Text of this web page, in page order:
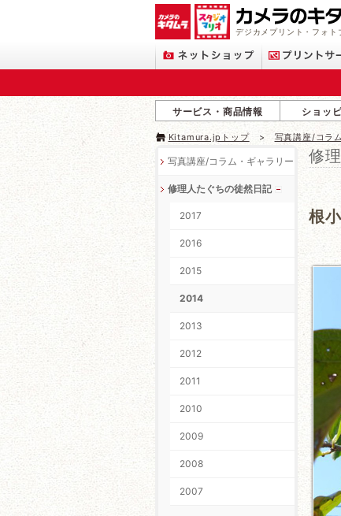
デジカメプリント・フォト
サービス・商品情報 ショッ
Kitamura.jpトップ 写真講座/コラ
修
根
写真講座/コラム・ギャラリー
修理人たぐちの徒然日記
2017
2016
2015
2014
2013
2012
2011
2010
2009
2008
2007